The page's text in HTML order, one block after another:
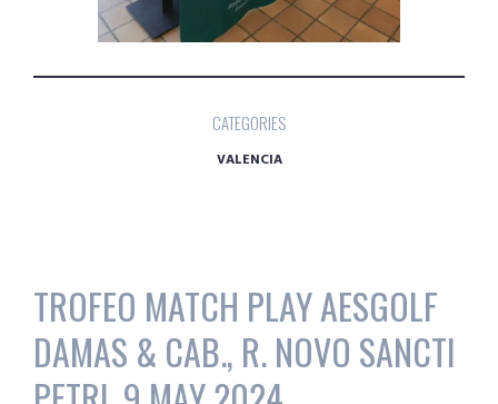
CATEGORIES
VALENCIA
TROFEO MATCH PLAY AESGOLF
DAMAS & CAB., R. NOVO SANCTI